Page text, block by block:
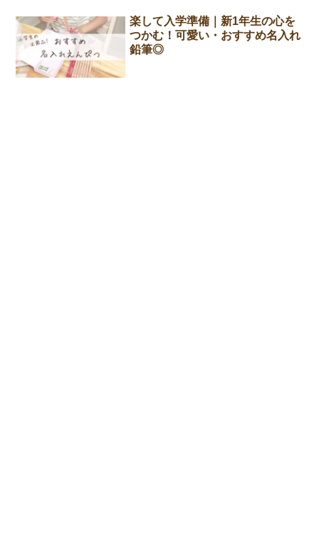
楽して入学準備｜新1年生の心を
つかむ！可愛い・おすすめ名入れ
鉛筆◎